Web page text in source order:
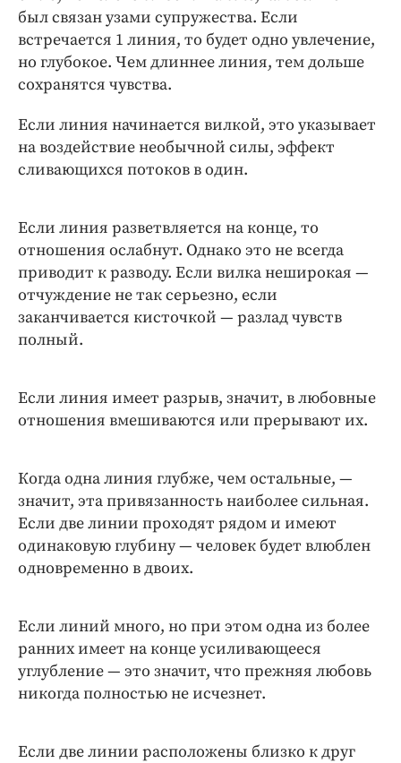
был связан узами супружества. Если
встречается 1 линия, то будет одно увлечение,
но глубокое. Чем длиннее линия, тем дольше
сохранятся чувства.
Если линия начинается вилкой, это указывает
на воздействие необычной силы, эффект
сливающихся потоков в один.
Если линия разветвляется на конце, то
отношения ослабнут. Однако это не всегда
приводит к разводу. Если вилка неширокая —
отчуждение не так серьезно, если
заканчивается кисточкой — разлад чувств
полный.
Если линия имеет разрыв, значит, в любовные
отношения вмешиваются или прерывают их.
Когда одна линия глубже, чем остальные, —
значит, эта привязанность наиболее сильная.
Если две линии проходят рядом и имеют
одинаковую глубину — человек будет влюблен
одновременно в двоих.
Если линий много, но при этом одна из более
ранних имеет на конце усиливающееся
углубление — это значит, что прежняя любовь
никогда полностью не исчезнет.
Если две линии расположены близко к друг